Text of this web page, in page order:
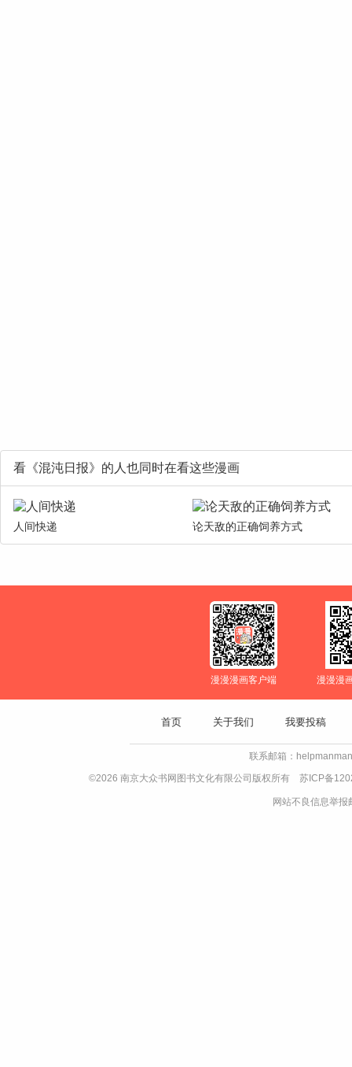
看《混沌日报》的人也同时在看这些漫画
人间快递 论天敌的正确饲养方式
漫漫漫画客户端 漫漫漫
首页 关于我们 我要投稿
联系邮箱：
©2026 南京大众书网图书文化有限公司版权所有 苏ICP备
网站不良信息举